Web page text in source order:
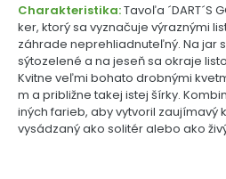
Charakteristika:Tavoľa ´DART´S
ker, ktorý sa vyznačuje výraznými
záhrade neprehliadnuteľný. Na jar
sýtozelené a na jeseň sa okraje
Kvitne veľmi bohato drobnými
m a približne takej istej šírky.
iných farieb, aby vytvoril zaujímavý
vysádzaný ako solitér alebo ako